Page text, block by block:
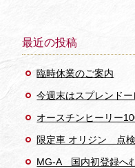
最近の投稿
臨時休業のご案内
今週末はスプレンド
オースチンヒーリー
限定車 オリジン 点
MG-A 国内初登録へ